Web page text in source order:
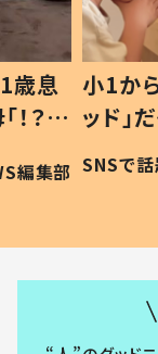
は「ギフテ
ウチ給食”を
なNEWS編集部